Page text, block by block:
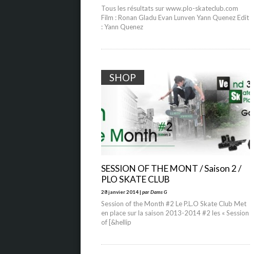
Tous les résultats sur www.plo-skateclub.com
Film : Ronan Gladu Evan Lunven Yann Quenez Edit
: Yann Quenez
SHOP
SESSION OF THE MONT / Saison 2 /
PLO SKATE CLUB
28 janvier 2014 | par Dams G
Session of the Month #2 Le P.L.O Skate Club Met
en place sur la saison 2013-2014 #2 les « Session
of [&hellip